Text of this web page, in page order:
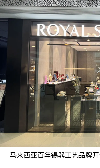
马来西亚百年锡器工艺品牌